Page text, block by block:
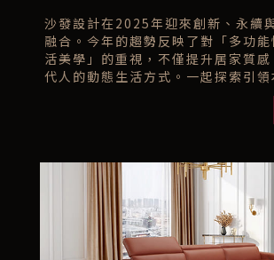
沙發設計在2025年迎來創新、永續
融合。今年的趨勢反映了對「多功能
活美學」的重視，不僅提升居家質
代人的動態生活方式。一起探索引領